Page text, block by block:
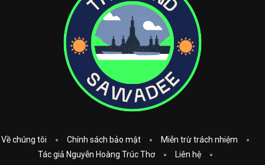
Về chúng tôi Chính sách bảo mật
Miễn trừ trách nhiệm
Tác giả Nguyễn Hoàng Trúc Thơ
Liên hệ